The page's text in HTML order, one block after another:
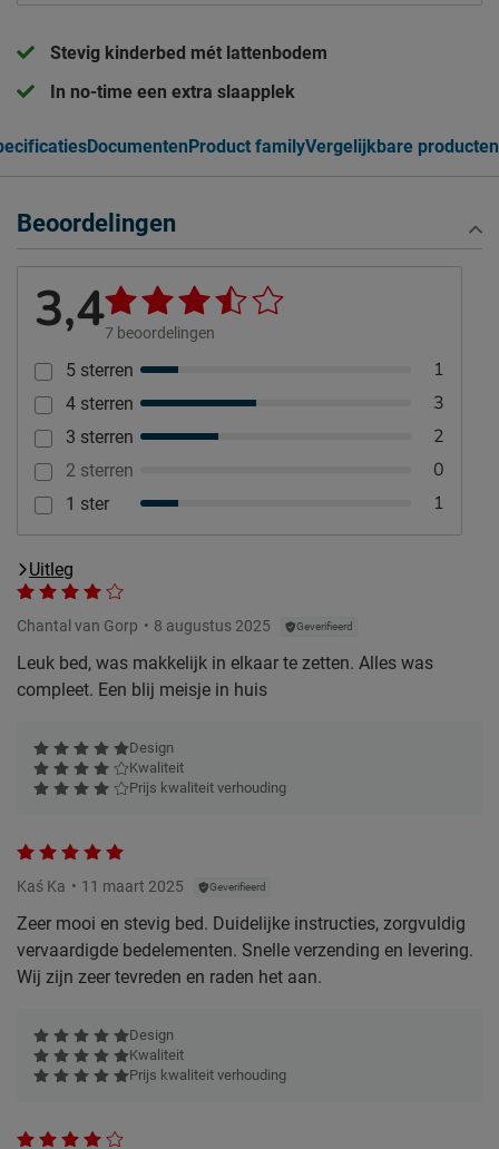
Stevig kinderbed mét lattenbodem
In no-time een extra slaapplek
DocumentenProduct familyVergelijkbare producten
Beoordelingen
3,47 beoordelingen
5 sterren 1
4 sterren 3
3 sterren 2
2 sterren 0
1 ster 1
Uitleg
Chantal van Gorp 8 augustus 2025 Geverifieerd
Leuk bed, was makkelijk in elkaar te zetten. Alles was
compleet. Een blij meisje in huis
Design
Kwaliteit
Prijs kwaliteit verhouding
Kaś Ka 11 maart 2025 Geverifieerd
Zeer mooi en stevig bed. Duidelijke instructies, zorgvuldig
vervaardigde bedelementen. Snelle verzending en levering.
Wij zijn zeer tevreden en raden het aan.
Design
Kwaliteit
Prijs kwaliteit verhouding